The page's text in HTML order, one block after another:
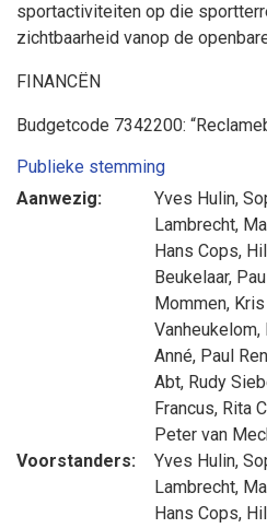
sportactiviteiten op die
zichtbaarheid vanop de
FINANCËN
Budgetcode 7342200:
Publieke stemming
Aanwezig:
Yves Hulin,
Lambrecht,
Hans Cops,
Beukelaar,
Mommen,
Vanheukelom,
Anné, Paul
Abt, Rudy
Francus, Rita
Peter van
Voorstanders:
Yves Hulin,
Lambrecht,
Hans Cops,